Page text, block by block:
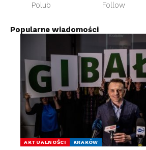
Polub Follow
Popularne wiadomości
AKTUALNOŚCI KRAKÓW